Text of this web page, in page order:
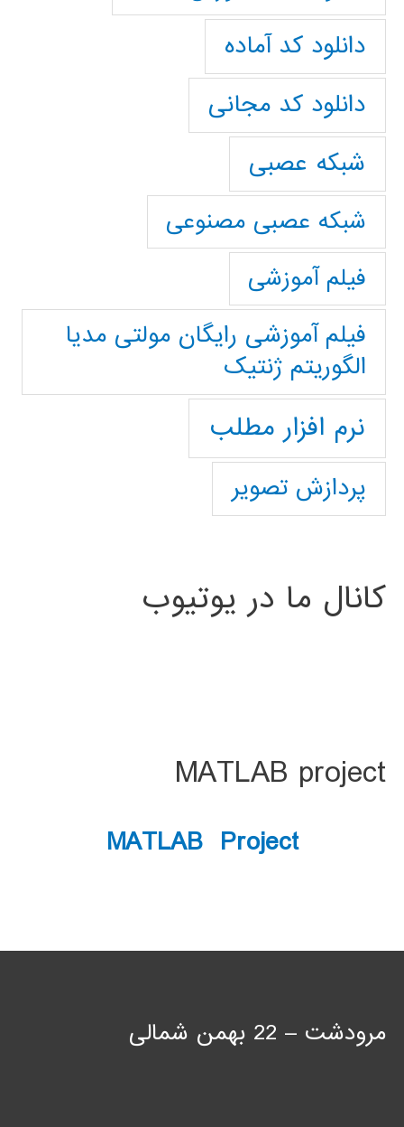
دانلود کد آماده
دانلود کد مجانی
شبکه عصبی
شبکه عصبی مصنوعی
فیلم آموزشی
فیلم آموزشی رایگان مولتی مدیا
الگوریتم ژنتیک
نرم افزار مطلب
پردازش تصویر
کانال ما در یوتیوب
MATLAB project
MATLAB Project
مرودشت – 22 بهمن شمالی